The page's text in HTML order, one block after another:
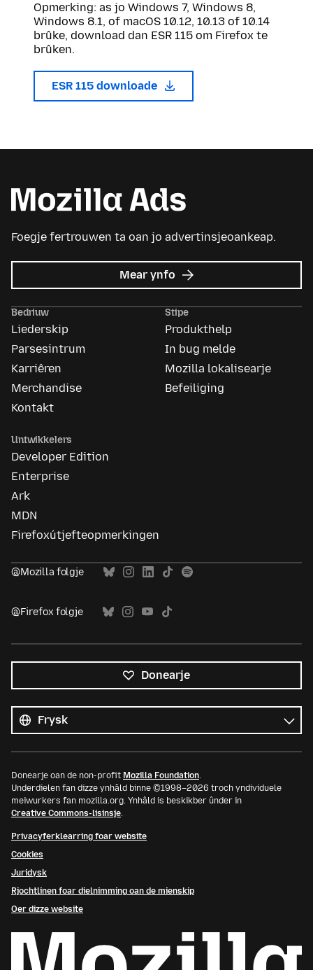
Opmerking: as jo Windows 7, Windows 8,
Windows 8.1, of macOS 10.12, 10.13 of 10.14
brûke, download dan ESR 115 om Firefox te
brûken.
ESR 115 downloade
Foegje fertrouwen ta oan jo advertinsjeoankeap.
Mear ynfo oer
Mozilla
Bedriuw
Liederskip
Parsesintrum
Karriêren
Merchandise
Kontakt
Stipe
Produkthelp
In bug melde
Mozilla lokalisearje
Befeiliging
Untwikkelers
Developer Edition
Enterprise
Ark
MDN
Firefoxútjefteopmerkingen
@Mozilla folgje
@Firefox folgje
Donearje
talen
Taal
Donearje oan de non-profit Mozilla Foundation.
Underdielen fan dizze ynhâld binne ©1998–2026 troch yndividuele
meiwurkers fan mozilla.org. Ynhâld is beskikber ûnder in
Creative Commons-lisinsje.
Privacyferklearring foar website
Cookies
Juridysk
Rjochtlinen foar dielnimming oan de mienskip
Oer dizze website